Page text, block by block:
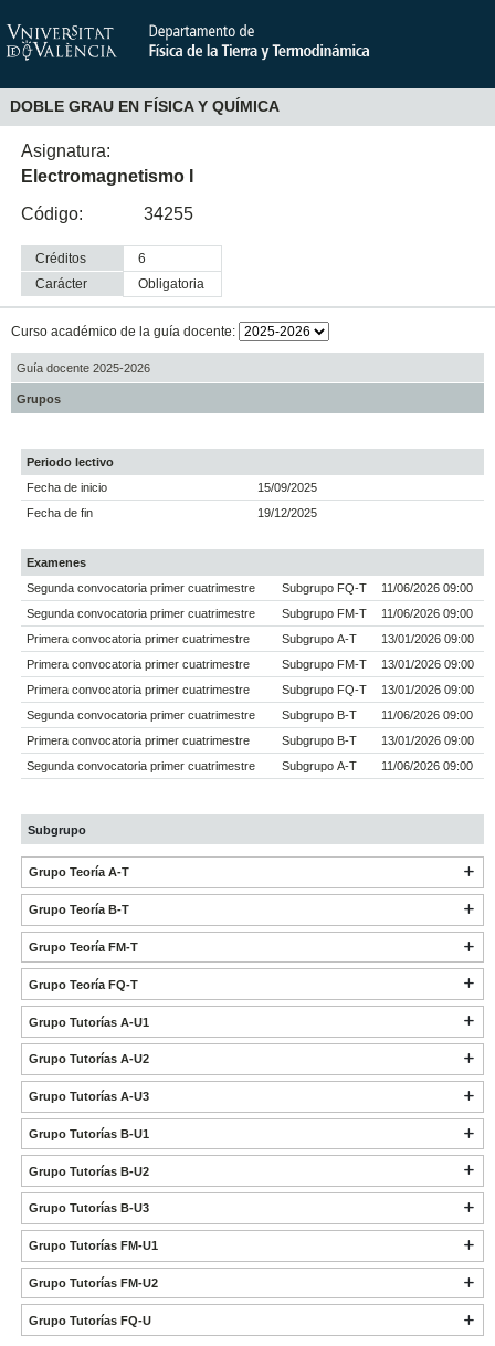
DOBLE GRAU EN FÍSICA Y QUÍMICA
Asignatura:
Electromagnetismo I
Código:
34255
Créditos
6
Carácter
obligatoria
Curso académico de la guía docente:
Guía docente 2025-2026
Grupos
Periodo lectivo
Fecha de inicio
15/09/2025
Fecha de fin
19/12/2025
Examenes
Segunda convocatoria primer cuatrimestre
Subgrupo FQ-T
11/06/2026 09:00
Segunda convocatoria primer cuatrimestre
Subgrupo FM-T
11/06/2026 09:00
Primera convocatoria primer cuatrimestre
Subgrupo A-T
13/01/2026 09:00
Primera convocatoria primer cuatrimestre
Subgrupo FM-T
13/01/2026 09:00
Primera convocatoria primer cuatrimestre
Subgrupo FQ-T
13/01/2026 09:00
Segunda convocatoria primer cuatrimestre
Subgrupo B-T
11/06/2026 09:00
Primera convocatoria primer cuatrimestre
Subgrupo B-T
13/01/2026 09:00
Segunda convocatoria primer cuatrimestre
Subgrupo A-T 11/06/2026 09:00
Subgrupo
Grupo Teoría A-T
Grupo Teoría B-T
Grupo Teoría FM-T
Grupo Teoría FQ-T
Grupo Tutorías A-U1
Grupo Tutorías A-U2
Grupo Tutorías A-U3
Grupo Tutorías B-U1
Grupo Tutorías B-U2
Grupo Tutorías B-U3
Grupo Tutorías FM-U1
Grupo Tutorías FM-U2
Grupo Tutorías FQ-U